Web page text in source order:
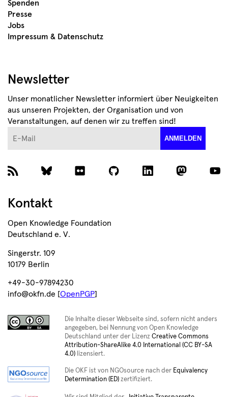
Spenden
Presse
Jobs
Impressum & Datenschutz
Newsletter
Unser monatlicher Newsletter informiert über Neuigkeiten
aus unseren Projekten, der Organisation und von
Veranstaltungen, auf denen wir zu treffen sind!
ANMELDEN
Kontakt
Open Knowledge Foundation
Deutschland e. V.
Singerstr. 109
10179 Berlin
+49-30-97894230
info@okfn.de [OpenPGP]
Die Inhalte dieser Webseite sind, sofern nicht anders
angegeben, bei Nennung von Open Knowledge
Deutschland unter der Lizenz Creative Commons
Attribution-ShareAlike 4.0 International (CC BY-SA
4.0) lizensiert.
Die OKF ist von NGOsource nach der Equivalency
Determination (ED) zertifiziert.